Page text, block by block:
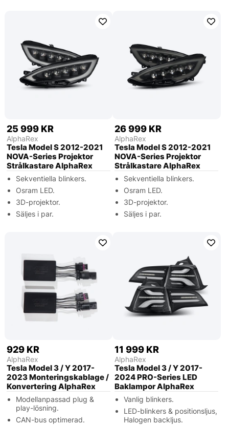
25 999 KR
AlphaRex
Tesla Model S 2012-2021
NOVA-Series Projektor
Strålkastare AlphaRex
Sekventiella blinkers.
Osram LED.
3D-projektor.
Säljes i par.
26 999 KR
AlphaRex
Tesla Model S 2012-2021
NOVA-Series Projektor
Strålkastare AlphaRex
Sekventiella blinkers.
Osram LED.
3D-projektor.
Säljes i par.
929 KR
AlphaRex
Tesla Model 3 / Y 2017-
2023 Monteringskablage /
Konvertering AlphaRex
Modellanpassad plug &
play-lösning.
CAN-bus optimerad.
11 999 KR
AlphaRex
Tesla Model 3 / Y 2017-
2024 PRO-Series LED
Baklampor AlphaRex
Vanlig blinkers.
LED-blinkers & positionsljus,
Halogen backljus.